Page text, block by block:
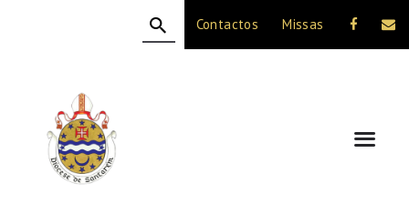
Contactos Missas
A DIOCESE
CELEBRAÇÃO
VIDA CRISTÃ
NOTÍCIAS